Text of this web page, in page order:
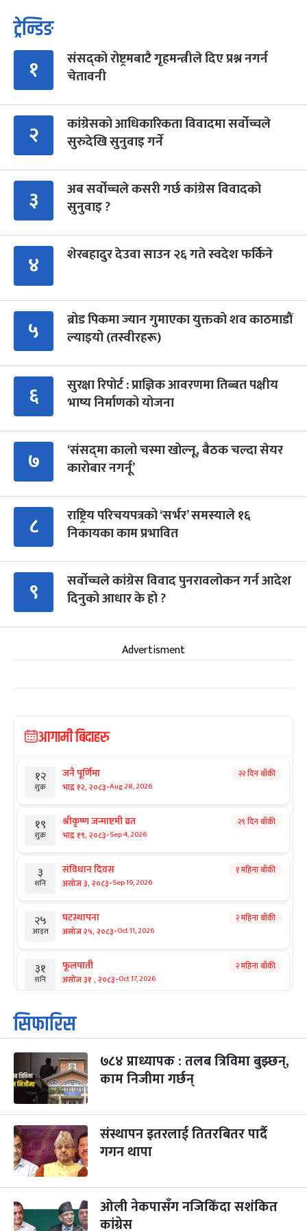
ट्रेन्डिङ
१
संसद्को रोष्ट्रमबाटै गृहमन्त्रीले दिए प्रश्न नगर्न
चेतावनी
२
कांग्रेसको आधिकारिकता विवादमा सर्वोच्चले
सुरुदेखि सुनुवाइ गर्ने
३
अब सर्वोच्चले कसरी गर्छ कांग्रेस विवादको
सुनुवाइ ?
४ शेरबहादुर देउवा साउन २६ गते स्वदेश फर्किने
५
ब्रोड पिकमा ज्यान गुमाएका युक्तको शव काठमाडौं
ल्याइयो (तस्वीरहरू)
६
सुरक्षा रिपोर्ट : प्राज्ञिक आवरणमा तिब्बत पक्षीय
भाष्य निर्माणको योजना
७
‘संसद्‍मा कालो चस्मा खोल्नू, बैठक चल्दा सेयर
कारोबार नगर्नू’
८
राष्ट्रिय परिचयपत्रको ‘सर्भर’ समस्याले १६
निकायका काम प्रभावित
९
सर्वोच्चले कांग्रेस विवाद पुनरावलोकन गर्न आदेश
दिनुको आधार के हो ?
Advertisment
आगामी बिदाहरु
१२
शुक्र
जनै पूर्णिमा
भाद्र १२, २०८३-Aug 28, 2026
२२ दिन बाँकी
१९
शुक्र
श्रीकृष्ण जन्माष्टमी व्रत
भाद्र १९, २०८३-Sep 4, 2026
२९ दिन बाँकी
३
शनि
संविधान दिवस
असोज ३, २०८३-Sep 19, 2026
१ महिना बाँकी
२५
आइत
घटस्थापना
असोज २५, २०८३-Oct 11, 2026
२ महिना बाँकी
३१
शनि
फूलपाती
असोज ३१ , २०८३-Oct 17, 2026
२ महिना बाँकी
१
आइत
कार्तिक सङ्क्रान्ति
कार्तिक १, २०८३
३
मंगल
महानवमी
कार्तिक ३, २०८३-Oct 20, 2026
२ महिना बाँकी
४
बुध कार्तिक ४, २०८३
५
बिहि
पापा‌ङ्कुशा एकादशी व्रत
कार्तिक ५, २०८३
२२ कुकुर तिहार
कार्तिक २२, २०८३-Nov 8, 2026
३ महिना बाँकी
सिफारिस
७८४ प्राध्यापक : तलब त्रिविमा बुझ्छन्,
काम निजीमा गर्छन्
संस्थापन इतरलाई तितरबितर पार्दै
गगन थापा
ओली नेकपासँग नजिकिँदा सशंकित
कांग्रेस